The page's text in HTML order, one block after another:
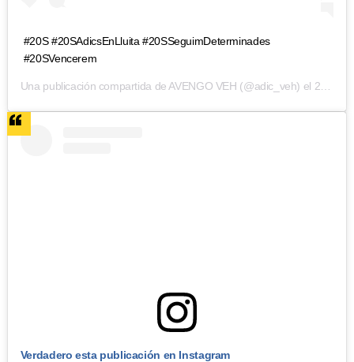
#20S #20SAdicsEnLluita #20SSeguimDeterminades
#20SVencerem
Una publicación compartida deAVENGO VEH (@adic_veh) el 21 Sep, 2018 a laso 3:12 PDT
Verdadero esta publicación en Instagram